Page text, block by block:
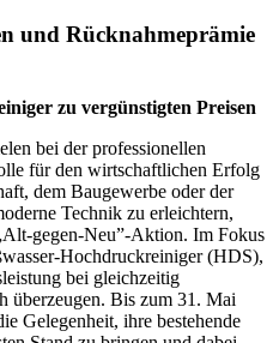
und Rücknahmeprämie
zu vergünstigten Preisen
bei der professionellen
für den wirtschaftlichen Erfolg
dem Baugewerbe oder der
Technik zu erleichtern,
gegen-Neu”-Aktion. Im Fokus
Hochdruckreiniger (HDS),
bei gleichzeitig
überzeugen. Bis zum 31. Mai
Gelegenheit, ihre bestehende